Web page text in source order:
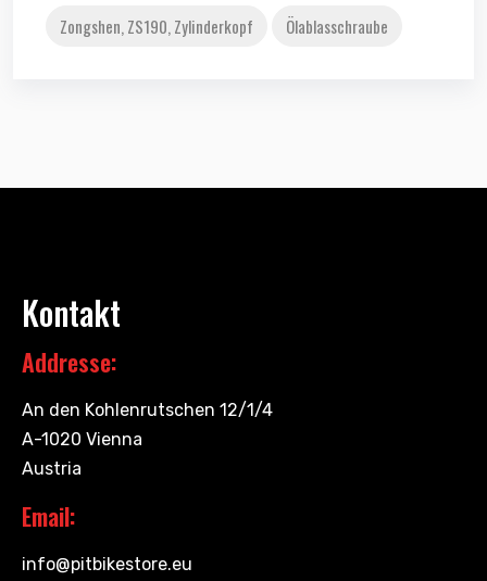
Zongshen, ZS190, Zylinderkopf
Ölablasschraube
Kontakt
Addresse:
An den Kohlenrutschen 12/1/4
A-1020 Vienna
Austria
Email:
info@pitbikestore.eu